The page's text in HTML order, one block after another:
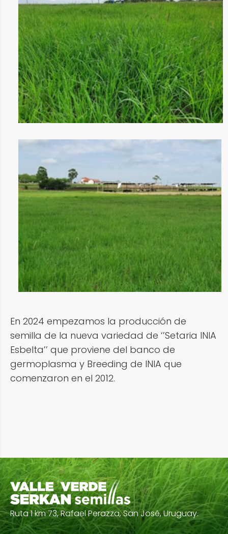
En 2024 empezamos la producción de
semilla de la nueva variedad de ‘’Setaria INIA
Esbelta’’ que proviene del banco de
germoplasma y Breeding de INIA que
comenzaron en el 2012.
Ruta 1 km 73, Rafael Perazza, San José, Uruguay.